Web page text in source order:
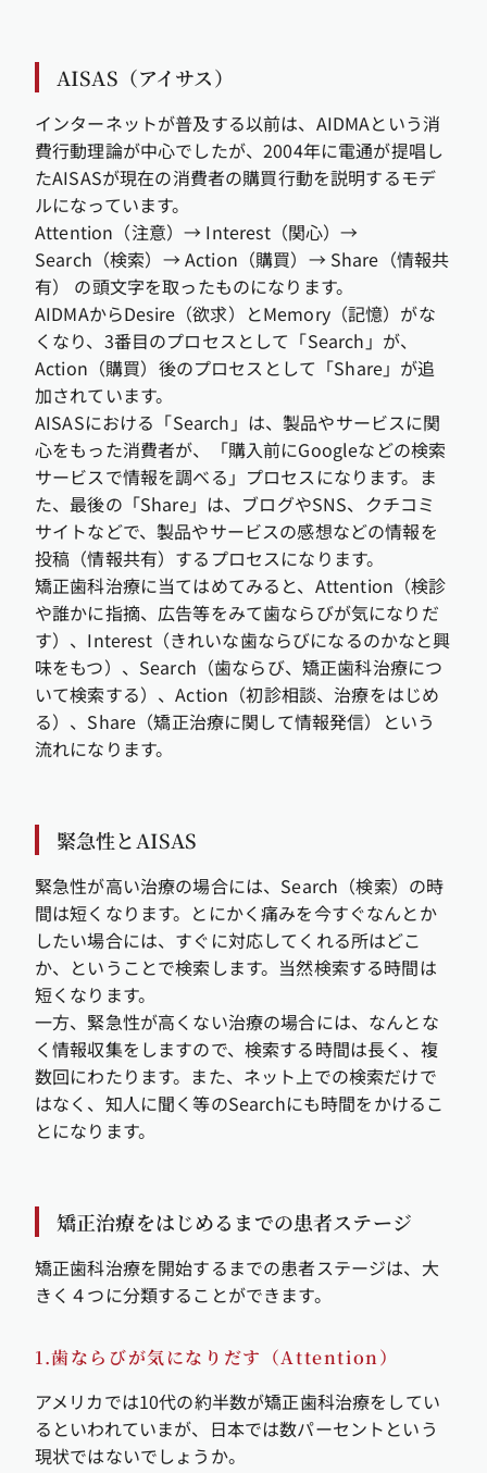
AISAS（アイサス）
インターネットが普及する以前は、AIDMAという消
費行動理論が中心でしたが、2004年に電通が提唱し
たAISASが現在の消費者の購買行動を説明するモデ
ルになっています。
Attention（注意）→ Interest（関心）→
Search（検索）→ Action（購買）→ Share（情報共
有） の頭文字を取ったものになります。
AIDMAからDesire（欲求）とMemory（記憶）がな
くなり、3番目のプロセスとして「Search」が、
Action（購買）後のプロセスとして「Share」が追
加されています。
AISASにおける「Search」は、製品やサービスに関
心をもった消費者が、「購入前にGoogleなどの検索
サービスで情報を調べる」プロセスになります。ま
た、最後の「Share」は、ブログやSNS、クチコミ
サイトなどで、製品やサービスの感想などの情報を
投稿（情報共有）するプロセスになります。
矯正歯科治療に当てはめてみると、Attention（検診
や誰かに指摘、広告等をみて歯ならびが気になりだ
す）、Interest（きれいな歯ならびになるのかなと興
味をもつ）、Search（歯ならび、矯正歯科治療につ
いて検索する）、Action（初診相談、治療をはじめ
る）、Share（矯正治療に関して情報発信）という
流れになります。
緊急性とAISAS
緊急性が高い治療の場合には、Search（検索）の時
間は短くなります。とにかく痛みを今すぐなんとか
したい場合には、すぐに対応してくれる所はどこ
か、ということで検索します。当然検索する時間は
短くなります。
一方、緊急性が高くない治療の場合には、なんとな
く情報収集をしますので、検索する時間は長く、複
数回にわたります。また、ネット上での検索だけで
はなく、知人に聞く等のSearchにも時間をかけるこ
とになります。
矯正治療をはじめるまでの患者ステージ
矯正歯科治療を開始するまでの患者ステージは、大
きく４つに分類することができます。
1.歯ならびが気になりだす（Attention）
アメリカでは10代の約半数が矯正歯科治療をしてい
るといわれていまが、日本では数パーセントという
現状ではないでしょうか。